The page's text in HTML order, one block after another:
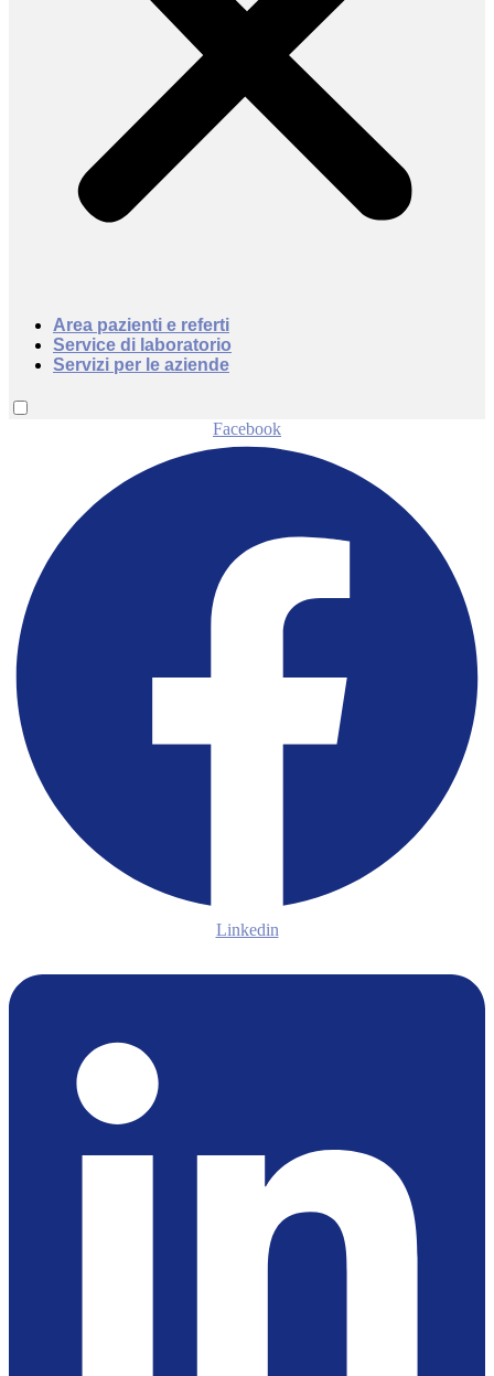
Area pazienti e referti
Service di laboratorio
Servizi per le aziende
Facebook
Linkedin